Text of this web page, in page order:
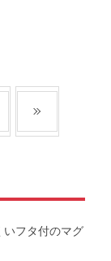
いフタ付のマグ